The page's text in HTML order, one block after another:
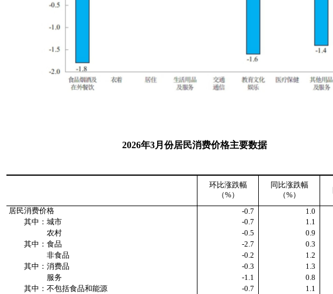
2026年3月份居民消费价格主要数据
环比涨跌幅
（%）
同比涨跌幅
（%）
居民消费价格
-0.7 1.0
其中：城市
-0.7 1.1
农村
-0.5 0.9
其中：食品
-2.7 0.3
非食品
-0.2 1.2
其中：消费品
-0.3 1.3
服务
-1.1 0.8
其中：不包括食品和能源
-0.7 1.1